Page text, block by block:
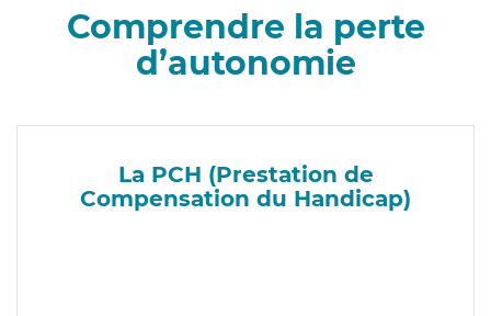
Comprendre la perte
d’autonomie
La PCH (Prestation de
Compensation du Handicap)